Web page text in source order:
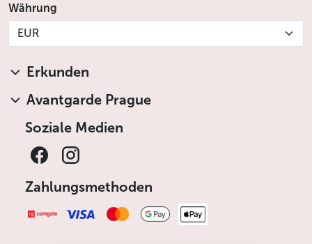
Währung
EUR
Erkunden
Avantgarde Prague
Soziale Medien
Zahlungsmethoden